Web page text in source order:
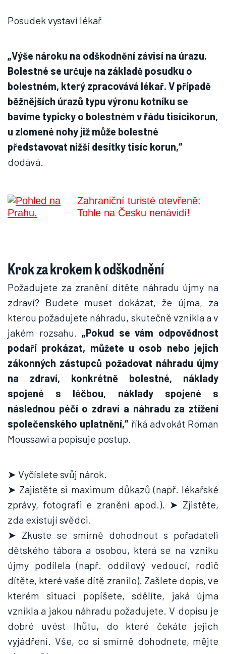
Posudek vystaví lékař
„Výše nároku na odškodnění závisí na úrazu.
Bolestné se určuje na základě posudku o
bolestném, který zpracovává lékař. V případě
běžnějších úrazů typu výronu kotníku se
bavíme typicky o bolestném v řádu tisícikorun,
u zlomené nohy již může bolestné
představovat nižší desítky tisíc korun,“
dodává.
Zahraniční turisté otevřeně:
Tohle na Česku nenávidí!
Krok za krokem k odškodnění
Požadujete za zranění dítěte náhradu újmy na
zdraví? Budete muset dokázat, že újma, za
kterou požadujete náhradu, skutečně vznikla a v
jakém rozsahu.„Pokud se vám odpovědnost
podaří prokázat, můžete u osob nebo jejich
zákonných zástupců požadovat náhradu újmy
na zdraví, konkrétně bolestné, náklady
spojené s léčbou, náklady spojené s
následnou péčí o zdraví a náhradu za ztížení
společenského uplatnění,“říká advokát Roman
Moussawi a popisuje postup.
➤ Vyčíslete svůj nárok.
➤ Zajistěte si maximum důkazů (např. lékařské
zprávy, fotografi e zranění apod.). ➤ Zjistěte,
zda existují svědci.
➤ Zkuste se smírně dohodnout s pořadateli
dětského tábora a osobou, která se na vzniku
újmy podílela (např. oddílový vedoucí, rodič
dítěte, které vaše dítě zranilo). Zašlete dopis, ve
kterém situaci popíšete, sdělíte, jaká újma
vznikla a jakou náhradu požadujete. V dopisu je
dobré uvést lhůtu, do které čekáte jejich
vyjádření. Vše, co si smírně dohodnete, mějte